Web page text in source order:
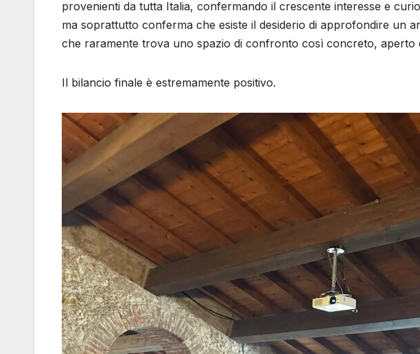
provenienti da tutta Italia, confermando il crescente interesse e
ma soprattutto conferma che esiste il desiderio di approfondire un
che raramente trova uno spazio di confronto così concreto, aperto
Il bilancio finale è estremamente positivo.